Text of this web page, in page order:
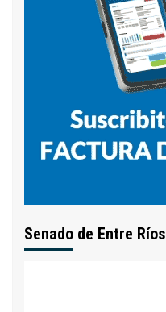
Senado de Entre Ríos